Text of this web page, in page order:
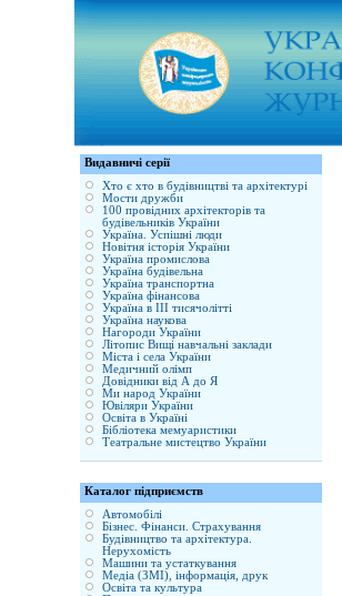
Видавничі серії
Хто є хто в будівництві та архітектурі
Мости дружби
100 провідних архітекторів та
будівельників України
Україна. Успішні люди
Новітня історія України
Україна промислова
Україна будівельна
Україна транспортна
Україна фінансова
Україна в ІІІ тисячолітті
Україна наукова
Нагороди України
Літопис Вищі навчальні заклади
Міста і села України
Медичний олімп
Довідники від А до Я
Ми народ України
Ювіляри України
Освіта в Україні
Бібліотека мемуаристики
Театральне мистецтво України
Каталог підприємств
Автомобілі
Бізнес. Фінанси. Страхування
Будівництво та архітектура.
Нерухомість
Машини та устаткування
Медіа (ЗМІ), інформація, друк
Освіта та культура